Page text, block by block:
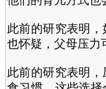
此前的研究表明
也怀疑，父母压力
此前的研究表明